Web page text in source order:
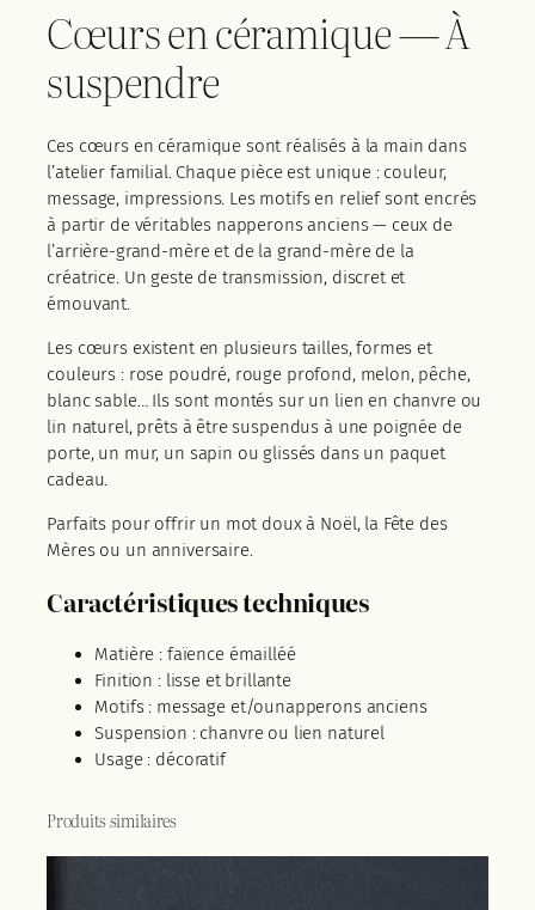
Cœurs en céramique — À
suspendre
Ces cœurs en céramique sont réalisés à la main dans
l’atelier familial. Chaque pièce est unique : couleur,
message, impressions. Les motifs en relief sont encrés
à partir de véritables napperons anciens — ceux de
l’arrière-grand-mère et de la grand-mère de la
créatrice. Un geste de transmission, discret et
émouvant.
Les cœurs existent en plusieurs tailles, formes et
couleurs : rose poudré, rouge profond, melon, pêche,
blanc sable… Ils sont montés sur un lien en chanvre ou
lin naturel, prêts à être suspendus à une poignée de
porte, un mur, un sapin ou glissés dans un paquet
cadeau.
Parfaits pour offrir un mot doux à Noël, la Fête des
Mères ou un anniversaire.
Caractéristiques techniques
Matière : faïence émailléé
Finition : lisse et brillante
Motifs : message et/ounapperons anciens
Suspension : chanvre ou lien naturel
Usage : décoratif
Produits similaires